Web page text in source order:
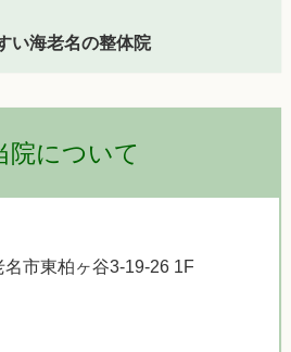
い海老名の整体院
院について
市東柏ヶ谷3-19-26 1F